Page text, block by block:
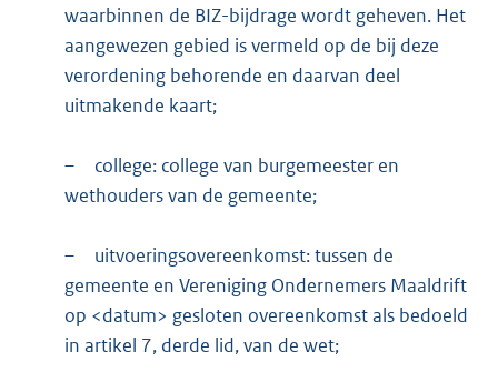
waarbinnen de BIZ-bijdrage wordt geheven. Het
aangewezen gebied is vermeld op de bij deze
verordening behorende en daarvan deel
uitmakende kaart;
–
college: college van burgemeester en
wethouders van de gemeente;
–
uitvoeringsovereenkomst: tussen de
gemeente en Vereniging Ondernemers Maaldrift
op <datum> gesloten overeenkomst als bedoeld
in artikel 7, derde lid, van de wet;